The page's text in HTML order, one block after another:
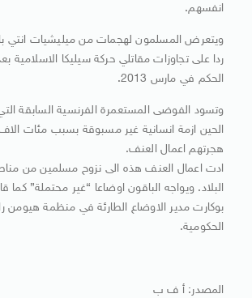
انفسهم.
ويتعرض المسلمون لهجمات من ميليشيات انتي
ردا على تجاوزات مقاتلي حركة سيليكا الاسلامية
الحكم في مارس 2013.
وتسود الفوضى المستعمرة الفرنسية السابقة
الحين ازمة انسانية غير مسبوقة بسبب مئات
هجرتهم اعمال العنف.
ادت اعمال العنف هذه الى نزوح مسلمين من
البلاد. ويواجه الباقون اوضاعا “غير محتملة” كما
بوكارت مدير الاوضاع الطارئة في منظمة هيومن
الحكومية.
المصدر: أ ف ب